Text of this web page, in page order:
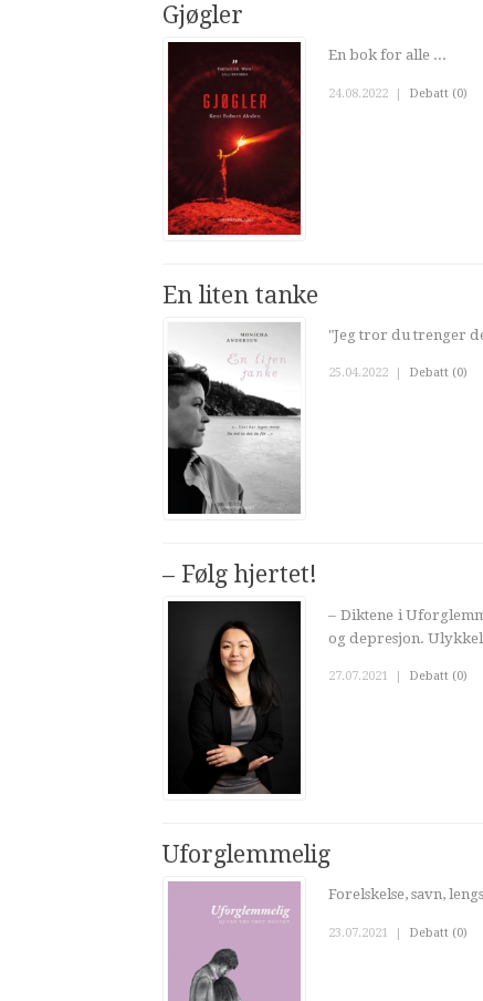
Gjøgler
En bok for alle ...
24.08.2022 | Debatt (0)
En liten tanke
"Jeg tror du trenger
25.04.2022 Debatt (0)
– Følg hjertet!
– Diktene i
og depresjon.
27.07.2021 | Debatt (0)
Uforglemmelig
Forelskelse, savn,
23.07.2021 | Debatt (0)